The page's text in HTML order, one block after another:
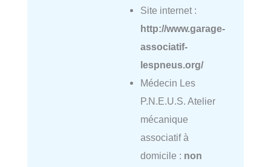
Site internet :
http://www.garage-
associatif-
lespneus.org/
Médecin Les
P.N.E.U.S. Atelier
mécanique
associatif à
domicile : non